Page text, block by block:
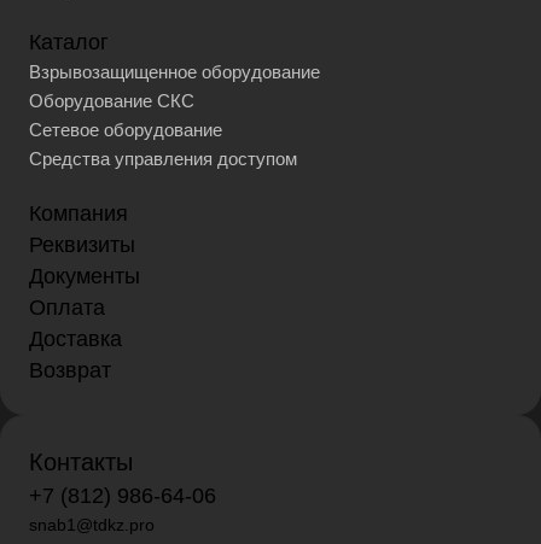
Каталог
Взрывозащищенное оборудование
Оборудование СКС
Сетевое оборудование
Средства управления доступом
Компания
Реквизиты
Документы
Оплата
Доставка
Возврат
Контакты
+7 (812) 986-64-06
snab1@tdkz.pro